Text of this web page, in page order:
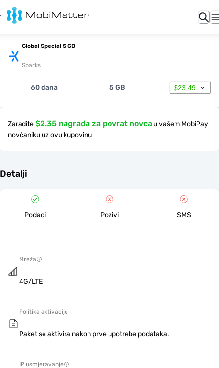
Global Special 5 GB
Sparks
60 dana 5 GB $23.49
Zaradite$2.35 nagrada za povrat novca u vašem MobiPay
novčaniku uz ovu kupovinu
Detalji
Podaci Pozivi SMS
Mreža
4G/LTE
Politika aktivacije
Paket se aktivira nakon prve upotrebe podataka.
IP usmjeravanje